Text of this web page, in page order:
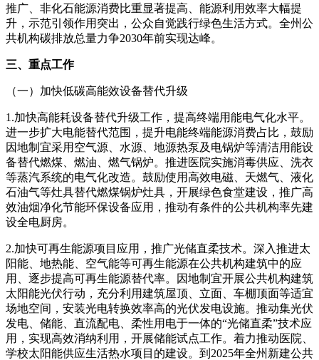
推广、非化石能源消费比重显著提高、能源利用效率大幅提
升，示范引领作用突出，公众自觉践行绿色生活方式。全州公
共机构碳排放总量力争2030年前实现达峰。
三、重点工作
（一）加快低碳高能效设备替代升级
1.加快高能耗设备替代升级工作，提高终端用能电气化水平。
进一步扩大电能替代范围，提升电能终端能源消费占比，鼓励
因地制宜采用空气源、水源、地源热泵及电锅炉等清洁用能设
备替代燃煤、燃油、燃气锅炉。推进医院实施消毒供应、洗衣
等蒸汽系统的电气化改造。鼓励使用高效电磁、天燃气、液化
石油气等灶具替代燃煤锅炉灶具，开展绿色食堂建设，推广高
效油烟净化节能环保设备应用，推动有条件的公共机构率先建
设全电厨房。
2.加快可再生能源项目应用，推广光储直柔技术。深入推进太
阳能、地热能、空气能等可再生能源在公共机构建筑中的应
用、逐步提高可再生能源替代率。因地制宜开展公共机构建筑
太阳能光伏行动，充分利用建筑屋顶、立面、车棚顶面等适宜
场地空间，安装光电转换效率高的光伏发电设施。推动集光伏
发电、储能、直流配电、柔性用电于一体的“光储直柔”技术应
用，实现高效消纳利用，开展储能试点工作。着力推动医院、
学校太阳能供应生活热水项目的建设。到2025年全州新建公共